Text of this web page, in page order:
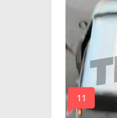
mode_comment
11